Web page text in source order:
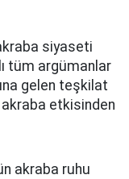
siyaseti
tüm argümanlar
gelen teşkilat
etkisinden
akraba ruhu